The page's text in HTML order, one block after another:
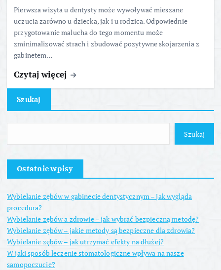
Pierwsza wizyta u dentysty może wywoływać mieszane
uczucia zarówno u dziecka, jak i u rodzica. Odpowiednie
przygotowanie malucha do tego momentu może
zminimalizować strach i zbudować pozytywne skojarzenia z
gabinetem…
Czytaj więcej
Szukaj
Szukaj
Ostatnie wpisy
Wybielanie zębów w gabinecie dentystycznym – jak wygląda
procedura?
Wybielanie zębów a zdrowie – jak wybrać bezpieczną metodę?
Wybielanie zębów – jakie metody są bezpieczne dla zdrowia?
Wybielanie zębów – jak utrzymać efekty na dłużej?
W jaki sposób leczenie stomatologiczne wpływa na nasze
samopoczucie?